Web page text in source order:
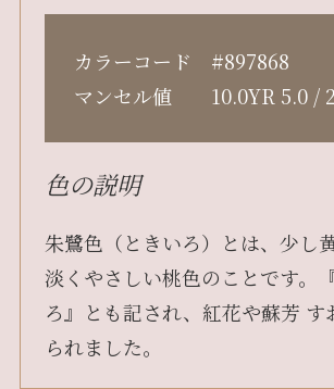
カラーコード #897868
マンセル値 10.0YR 5.0 /
色の説明
朱鷺色（ときいろ）とは、少し
淡くやさしい桃色のことです。
ろ』とも記され、紅花や蘇芳 す
られました。